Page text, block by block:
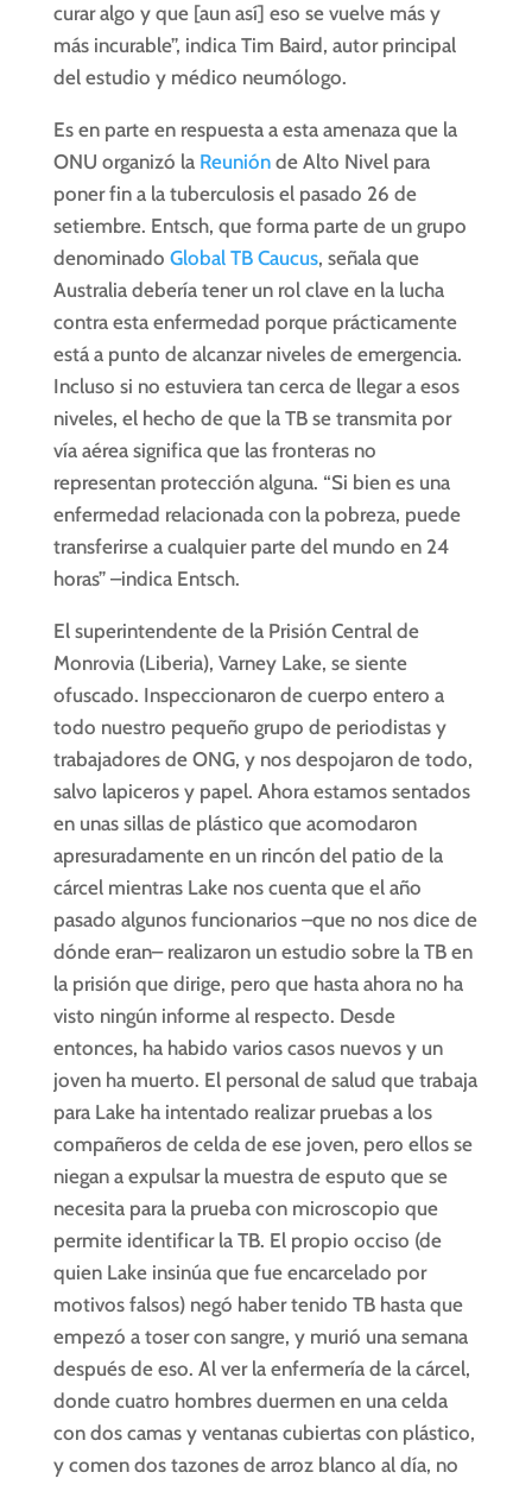
curar algo y que [aun así] eso se vuelve más y
más incurable”, indica Tim Baird, autor principal
del estudio y médico neumólogo.
Es en parte en respuesta a esta amenaza que la
ONU organizó la Reuniónde Alto Nivel para
poner fin a la tuberculosis el pasado 26 de
setiembre. Entsch, que forma parte de un grupo
denominado Global TB Caucus, señala que
Australia debería tener un rol clave en la lucha
contra esta enfermedad porque prácticamente
está a punto de alcanzar niveles de emergencia.
Incluso si no estuviera tan cerca de llegar a esos
niveles, el hecho de que la TB se transmita por
vía aérea significa que las fronteras no
representan protección alguna. “Si bien es una
enfermedad relacionada con la pobreza, puede
transferirse a cualquier parte del mundo en 24
horas” –indica Entsch.
El superintendente de la Prisión Central de
Monrovia (Liberia), Varney Lake, se siente
ofuscado. Inspeccionaron de cuerpo entero a
todo nuestro pequeño grupo de periodistas y
trabajadores de ONG, y nos despojaron de todo,
salvo lapiceros y papel. Ahora estamos sentados
en unas sillas de plástico que acomodaron
apresuradamente en un rincón del patio de la
cárcel mientras Lake nos cuenta que el año
pasado algunos funcionarios –que no nos dice de
dónde eran– realizaron un estudio sobre la TB en
la prisión que dirige, pero que hasta ahora no ha
visto ningún informe al respecto. Desde
entonces, ha habido varios casos nuevos y un
joven ha muerto. El personal de salud que trabaja
para Lake ha intentado realizar pruebas a los
compañeros de celda de ese joven, pero ellos se
niegan a expulsar la muestra de esputo que se
necesita para la prueba con microscopio que
permite identificar la TB. El propio occiso (de
quien Lake insinúa que fue encarcelado por
motivos falsos) negó haber tenido TB hasta que
empezó a toser con sangre, y murió una semana
después de eso. Al ver la enfermería de la cárcel,
donde cuatro hombres duermen en una celda
con dos camas y ventanas cubiertas con plástico,
y comen dos tazones de arroz blanco al día, no